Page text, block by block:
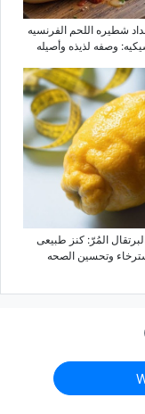
شطیره اللحم الفرنسیه
وصفه لذیذه وأصیله
المُرّ: کنز طبیعی
وتحسین الصحه